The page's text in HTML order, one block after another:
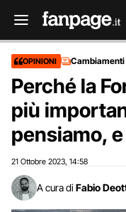
OPINIONI
Perché la
più
pensiamo,
21 Ottobre 2023 14:58
A cura di Fabio